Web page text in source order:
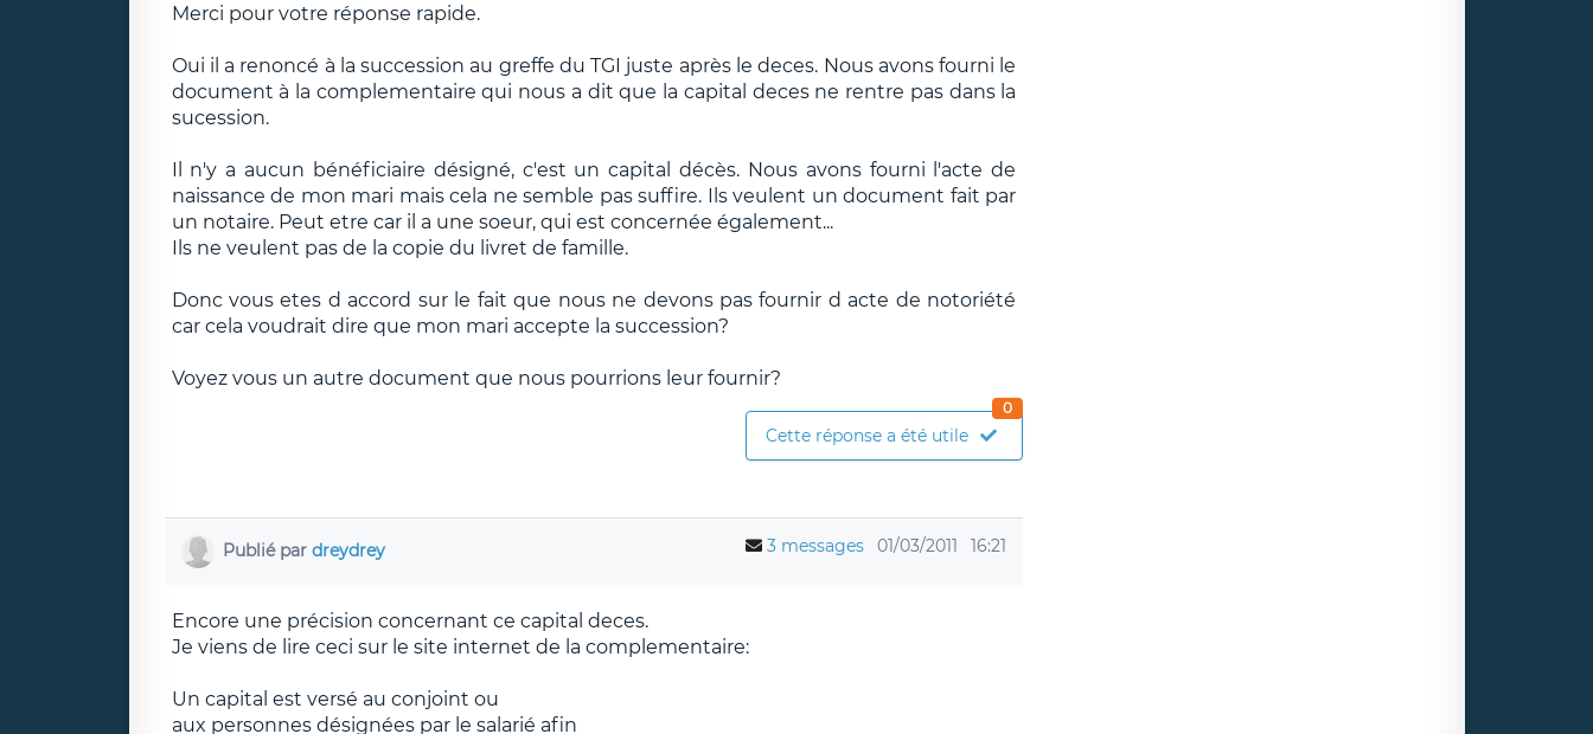
Merci pour votre réponse rapide.
Oui il a renoncé à la succession au greffe du TGI juste après le deces. Nous avons fourni le
document à la complementaire qui nous a dit que la capital deces ne rentre pas dans la
sucession.
Il n'y a aucun bénéficiaire désigné, c'est un capital décès. Nous avons fourni l'acte de
naissance de mon mari mais cela ne semble pas suffire. Ils veulent un document fait par
un notaire. Peut etre car il a une soeur, qui est concernée également...
Ils ne veulent pas de la copie du livret de famille.
Donc vous etes d accord sur le fait que nous ne devons pas fournir d acte de notoriété
car cela voudrait dire que mon mari accepte la succession?
Voyez vous un autre document que nous pourrions leur fournir?
Cette réponse a été utile
0
Publié par dreydrey 3 messages 01/03/2011 16:21
Encore une précision concernant ce capital deces.
Je viens de lire ceci sur le site internet de la complementaire:
Un capital est versé au conjoint ou
aux personnes désignées par le salarié afin